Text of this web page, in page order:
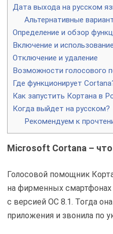
Дата выхода на русском
Альтернативные
Определение и обзор
Включение и
Отключение и удаление
Возможности голосового
Где функционирует
Как запустить Кортана в
Когда выйдет на русском?
Рекомендуем к
Microsoft Cortana –
Голосовой помощник
на фирменных
с версией ОС 8.1. Тогда
приложения и звонила по